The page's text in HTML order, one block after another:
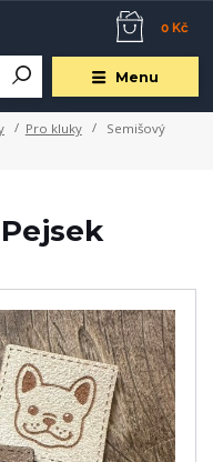
Menu
0 Kč
Pro kluky
Semišový